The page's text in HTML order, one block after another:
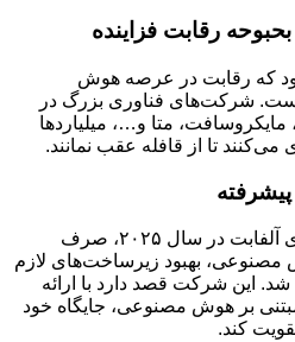
رقابت فزاینده
که رقابت در عرصه هوش
شرکت‌های فناوری بزرگ در
متا و…، میلیاردها
می‌کنند تا از قافله عقب نمانند.
سرمایه‌گذاری ۷۵ میلیارد دلاری آلفابت در سال ۲۰۲۵، صرف
بهبود زیرساخت‌های لازم
این شرکت قصد دارد با ارائه
بر هوش مصنوعی، جایگاه خود
کند.